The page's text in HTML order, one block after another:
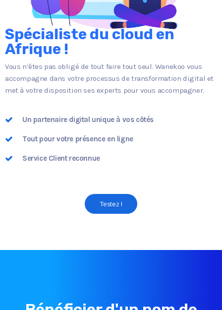
Spécialiste du cloud en
Afrique !
Vous n’êtes pas obligé de tout faire tout seul. Wanekoo vous
accompagne dans votre processus de transformation digital et
met à votre disposition ses experts pour vous accompagner.
Un partenaire digital unique à vos côtés
Tout pour votre présence en ligne
Service Client reconnue
Testez !